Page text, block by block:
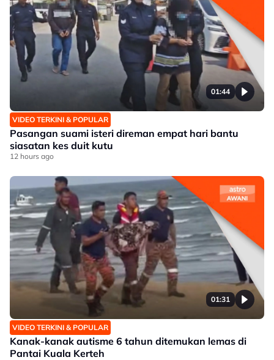
01:44
VIDEO TERKINI & POPULAR
Pasangan suami isteri direman empat hari bantu
siasatan kes duit kutu
12 hours ago
01:31
VIDEO TERKINI & POPULAR
Kanak-kanak autisme 6 tahun ditemukan lemas di
Pantai Kuala Kerteh